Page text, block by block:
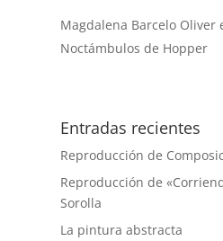
Magdalena Barcelo Oliver
Noctámbulos de Hopper
Entradas recientes
Reproducción de
Reproducción de
Sorolla
La pintura abstracta